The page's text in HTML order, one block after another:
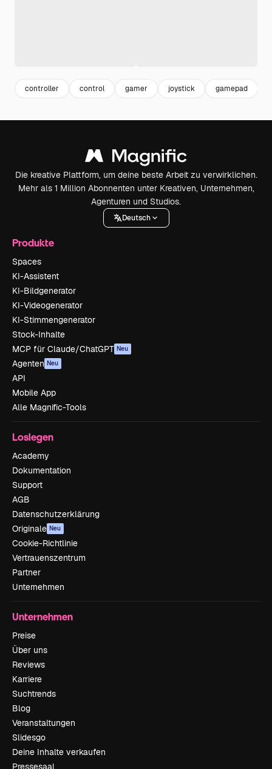
controller control gamer joystick gamepad
Die kreative Plattform, um deine beste Arbeit zu verwirklichen.
Mehr als 1 Million Abonnenten unter Kreativen, Unternehmen,
Agenturen und Studios.
Deutsch
Produkte
Spaces
KI-Assistent
KI-Bildgenerator
KI-Videogenerator
KI-Stimmengenerator
Stock-Inhalte
MCP für Claude/ChatGPT Neu
Agenten Neu
API
Mobile App
Alle Magnific-Tools
Loslegen
Academy
Dokumentation
Support
AGB
Datenschutzerklärung
Originale Neu
Cookie-Richtlinie
Vertrauenszentrum
Partner
Unternehmen
Unternehmen
Preise
Über uns
Reviews
Karriere
Suchtrends
Blog
Veranstaltungen
Slidesgo
Deine Inhalte verkaufen
Pressesaal